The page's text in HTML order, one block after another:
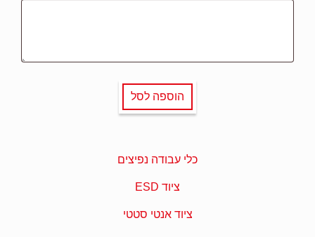
הוספה לסל
כלי עבודה נפיצים
ציוד ESD
ציוד אנטי סטטי